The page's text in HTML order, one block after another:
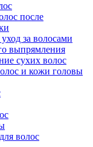
после
за волосами
выпрямления
сухих волос
и кожи головы
волос